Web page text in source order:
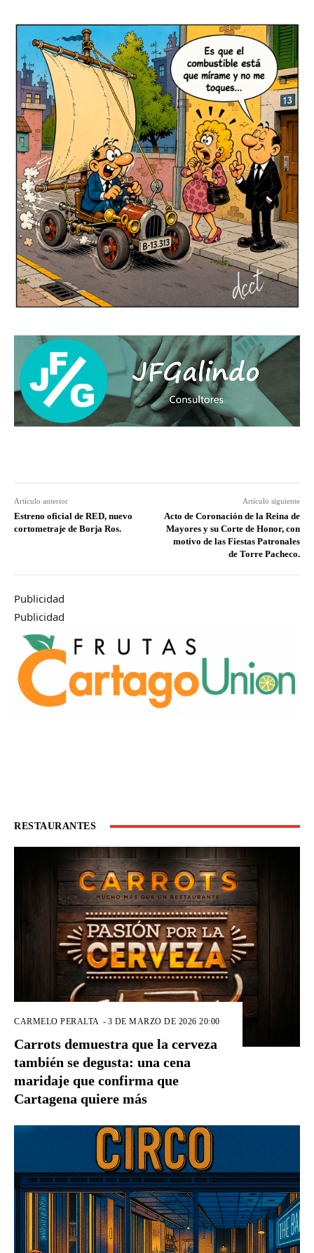
Artículo anterior
Estreno oficial de RED, nuevo
cortometraje de Borja Ros.
Artículo siguiente
Acto de Coronación de la Reina de
Mayores y su Corte de Honor, con
motivo de las Fiestas Patronales
de Torre Pacheco.
Publicidad
Publicidad
RESTAURANTES
CARMELO PERALTA - 3 DE MARZO DE 2026 20:00
Carrots demuestra que la cerveza
también se degusta: una cena
maridaje que confirma que
Cartagena quiere más